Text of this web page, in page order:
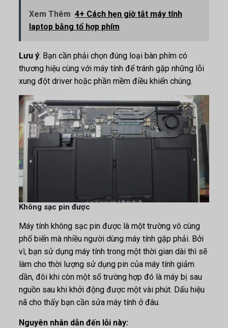
Xem Thêm 4+ Cách hẹn giờ tắt máy tính
laptop bằng tổ hợp phím
Lưu ý: Bạn cần phải chọn đúng loại bàn phím có
thương hiệu cùng với máy tính để tránh gặp những lỗi
xung đột driver hoặc phần mềm điều khiển chúng.
Không sạc pin được
Máy tính không sạc pin được là một trường vô cùng
phổ biến mà nhiều người dùng máy tính gặp phải. Bởi
vì, bạn sử dụng máy tính trong một thời gian dài thì sẽ
làm cho thời lượng sử dụng pin của máy tính giảm
dần, đôi khi còn một số trường hợp đó là máy bị sau
nguồn sau khi khởi động được một vài phút. Dấu hiệu
nã cho thấy bạn cần sửa máy tính ở đâu.
Nguyên nhân dẫn đến lỗi này: